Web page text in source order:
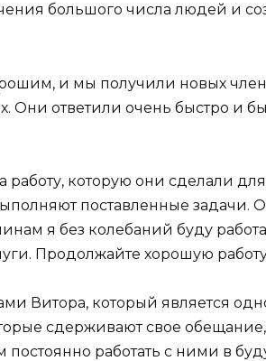
большого числа людей и
и мы получили новых
Они ответили очень быстро и
работу, которую они сделали
поставленные задачи.
я без колебаний буду
Продолжайте хорошую
Витора, который является
сдерживают свое обещание,
работать с ними в